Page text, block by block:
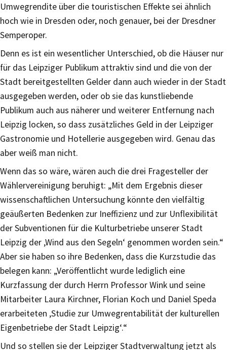
Umwegrendite über die touristischen Effekte sei ähnlich
hoch wie in Dresden oder, noch genauer, bei der Dresdner
Semperoper.
Denn es ist ein wesentlicher Unterschied, ob die Häuser nur
für das Leipziger Publikum attraktiv sind und die von der
Stadt bereitgestellten Gelder dann auch wieder in der Stadt
ausgegeben werden, oder ob sie das kunstliebende
Publikum auch aus näherer und weiterer Entfernung nach
Leipzig locken, so dass zusätzliches Geld in der Leipziger
Gastronomie und Hotellerie ausgegeben wird. Genau das
aber weiß man nicht.
Wenn das so wäre, wären auch die drei Fragesteller der
Wählervereinigung beruhigt: „Mit dem Ergebnis dieser
wissenschaftlichen Untersuchung könnte den vielfältig
geäußerten Bedenken zur Ineffizienz und zur Unflexibilität
der Subventionen für die Kulturbetriebe unserer Stadt
Leipzig der ‚Wind aus den Segeln‘ genommen worden sein.“
Aber sie haben so ihre Bedenken, dass die Kurzstudie das
belegen kann: „Veröffentlicht wurde lediglich eine
Kurzfassung der durch Herrn Professor Wink und seine
Mitarbeiter Laura Kirchner, Florian Koch und Daniel Speda
erarbeiteten ‚Studie zur Umwegrentabilität der kulturellen
Eigenbetriebe der Stadt Leipzig‘.“
Und so stellen sie der Leipziger Stadtverwaltung jetzt als